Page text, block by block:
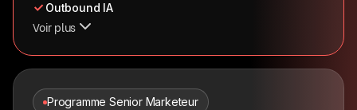
Outbound IA
Voir plus
Programme Senior Marketeur